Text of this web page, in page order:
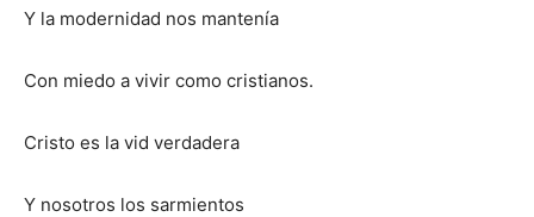
Y la modernidad nos mantenía
Con miedo a vivir como cristianos.
Cristo es la vid verdadera
Y nosotros los sarmientos